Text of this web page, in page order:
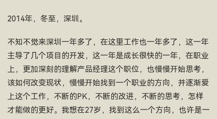
2014年，冬至，深圳。
不知不觉来深圳一年多了，在这里工作也一年多了，这一年
主导了几个项目的开发，这一年是成长很快的一年，在职业
上，更加深刻的理解产品经理这个职位，也慢慢开始思考，
该如何改变现状，慢慢开始找到一个职业的方向，并逐渐爱
上这个工作，不断的PK，不断的改进，不断的思考，怎样
才能做的更好。我想在27岁，找到这么一个方向，也许是一